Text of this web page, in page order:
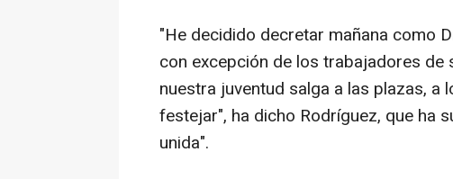
"He decidido decretar mañana como
con excepción de los trabajadores de
nuestra juventud salga a las plazas, a
festejar", ha dicho Rodríguez, que ha
unida".